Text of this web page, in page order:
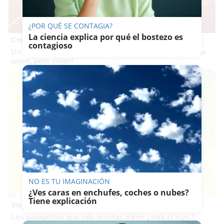
Corepunk MMORPG
Un verdadero MMORPG de la vieja escuela ¡Cómo los de
Viaja sin visado
¿POR QUÉ SE CONTAGIA?
La ciencia explica por qué el bostezo es
contagioso
NO ES TU IMAGINACIÓN
¿Ves caras en enchufes, coches o nubes?
Tiene explicación